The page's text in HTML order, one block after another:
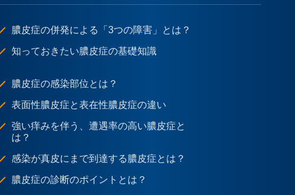
膿皮症の併発による「3つの障害」とは？
知っておきたい膿皮症の基礎知識
膿皮症の感染部位とは？
表面性膿皮症と表在性膿皮症の違い
強い痒みを伴う、遭遇率の高い膿皮症と
は？
感染が真皮にまで到達する膿皮症とは？
膿皮症の診断のポイントとは？